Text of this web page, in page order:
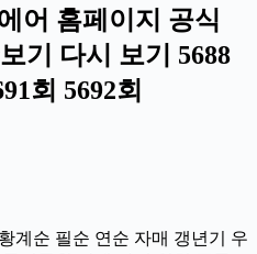
어 홈페이지 공식
기 다시 보기 5688
회 5692회
계순 필순 연순 자매 갱년기 우